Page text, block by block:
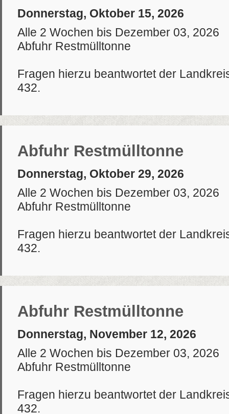
Donnerstag, Oktober 15, 2026
Alle 2 Wochen bis Dezember 03, 2026
Abfuhr Restmülltonne
Fragen hierzu beantwortet der
432.
Abfuhr Restmülltonne
Donnerstag, Oktober 29, 2026
Alle 2 Wochen bis Dezember 03, 2026
Abfuhr Restmülltonne
Fragen hierzu beantwortet der
432.
Abfuhr Restmülltonne
Donnerstag, November 12, 2026
Alle 2 Wochen bis Dezember 03, 2026
Abfuhr Restmülltonne
Fragen hierzu beantwortet der
432.